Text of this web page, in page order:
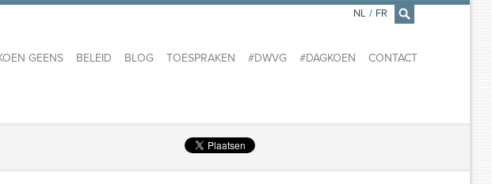
×
GEENS BELEID BLOG TOESPRAKEN #DWVG #DAGKOEN CONTACT
NL / FR